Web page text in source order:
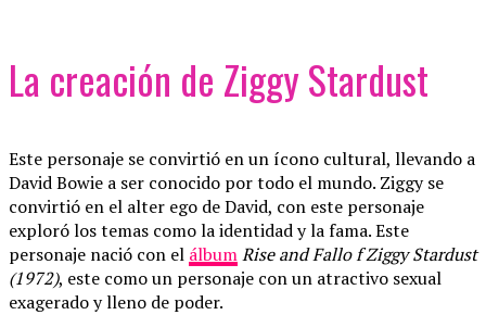
La creación de Ziggy Stardust
Este personaje se convirtió en un ícono cultural, llevando a
David Bowie a ser conocido por todo el mundo. Ziggy se
convirtió en el alter ego de David, con este personaje
exploró los temas como la identidad y la fama. Este
personaje nació con el álbumRise and Fallo f Ziggy Stardust
(1972), este como un personaje con un atractivo sexual
exagerado y lleno de poder.